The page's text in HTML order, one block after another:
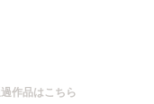
作品はこちら